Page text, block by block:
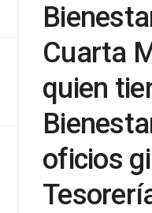
Cuarta
quien
oficios